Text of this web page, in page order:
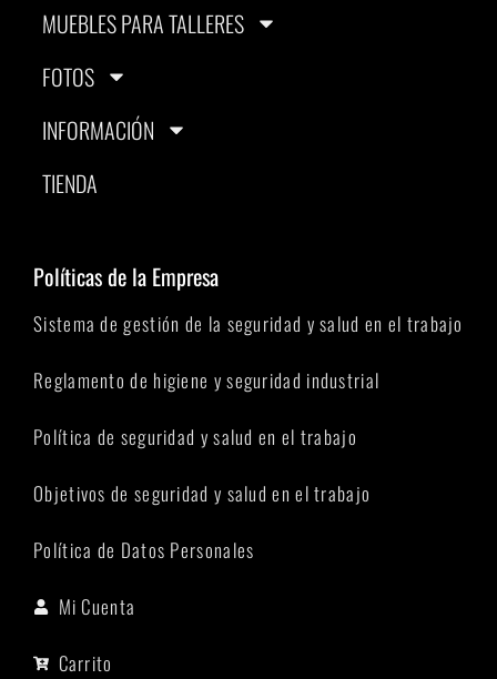
MUEBLES PARA TALLERES
FOTOS
INFORMACIÓN
TIENDA
Políticas de la Empresa
Sistema de gestión de la seguridad y salud en el trabajo
Reglamento de higiene y seguridad industrial
Política de seguridad y salud en el trabajo
Objetivos de seguridad y salud en el trabajo
Política de Datos Personales
Mi Cuenta
Carrito